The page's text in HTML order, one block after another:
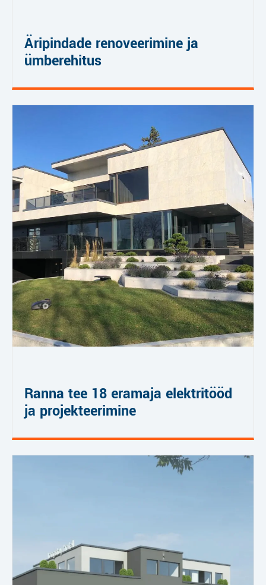
Äripindade renoveerimine ja
ümberehitus
Ranna tee 18 eramaja elektritööd
ja projekteerimine